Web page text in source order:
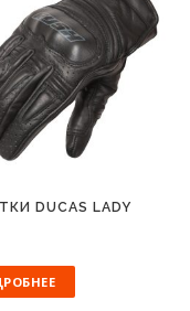
DUCAS LADY